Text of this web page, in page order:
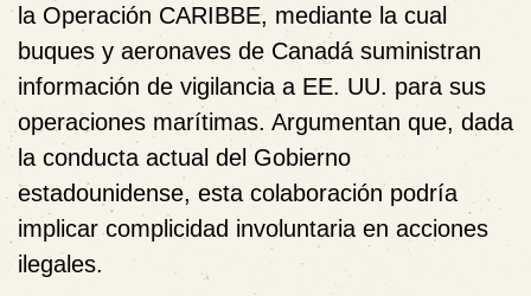
la Operación CARIBBE, mediante la cual
buques y aeronaves de Canadá suministran
información de vigilancia a EE. UU. para sus
operaciones marítimas. Argumentan que, dada
la conducta actual del Gobierno
estadounidense, esta colaboración podría
implicarcomplicidad involuntaria en acciones
ilegales.